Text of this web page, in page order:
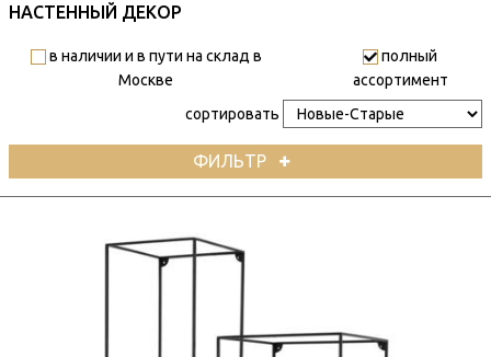
НАСТЕННЫЙ ДЕКОР
в наличии и в пути на склад в
Москве
полный
ассортимент
сортировать
ФИЛЬТР